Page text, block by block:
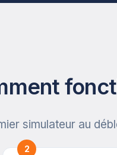
simulateur au
2